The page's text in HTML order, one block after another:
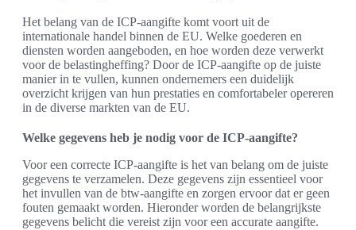
Het belang van de ICP-aangifte komt voort uit de
internationale handel binnen de EU. Welke goederen en
diensten worden aangeboden, en hoe worden deze verwerkt
voor de belastingheffing? Door de ICP-aangifte op de juiste
manier in te vullen, kunnen ondernemers een duidelijk
overzicht krijgen van hun prestaties en comfortabeler opereren
in de diverse markten van de EU.
Welke gegevens heb je nodig voor de ICP-aangifte?
Voor een correcte ICP-aangifte is het van belang om de juiste
gegevens te verzamelen. Deze gegevens zijn essentieel voor
het invullen van de btw-aangifte en zorgen ervoor dat er geen
fouten gemaakt worden. Hieronder worden de belangrijkste
gegevens belicht die vereist zijn voor een accurate aangifte.